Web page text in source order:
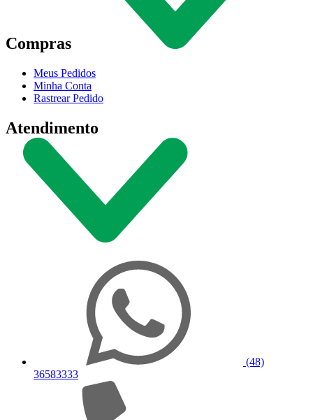
Compras
Meus Pedidos
Minha Conta
Rastrear Pedido
Atendimento
(48)
36583333